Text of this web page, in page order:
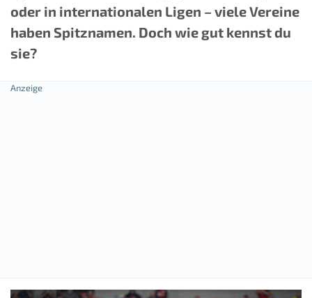
oder in internationalen Ligen – viele Vereine
haben Spitznamen. Doch wie gut kennst du
sie?